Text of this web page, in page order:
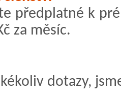
předplatné k
za měsíc.
dotazy,